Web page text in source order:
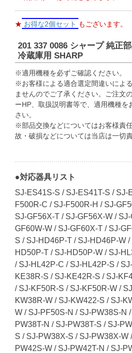
★ お得な2個セット もございます。
201 337 0086 シャープ 純正
冷蔵庫用 SHARP
※適用機種を必ずご確認ください。
※お客様による適合選定間違いによ
ませんのでご了承ください。ご注文
ーHP、取扱説明書等で、適用機種を
さい。
※部品交換などについてはお客様責
故・破損などについては当店は一切
●対応器具リスト
SJ-ES41S-S / SJ-ES41T-S / SJ-
F500R-C / SJ-F500R-H / SJ-
SJ-GF56X-T / SJ-GF56X-W /
GF60W-W / SJ-GF60X-T / SJ-
S / SJ-HD46P-T / SJ-HD46P-W
HD50P-T / SJ-HD50P-W / SJ-
/ SJ-HL42P-C / SJ-HL42P-S /
KE38R-S / SJ-KE42R-S / SJ-
/ SJ-KF50R-S / SJ-KF50R-W /
KW38R-W / SJ-KW422-S / SJ-
W / SJ-PF50S-N / SJ-PW38S-N
PW38T-N / SJ-PW38T-S / SJ-
S / SJ-PW38X-S / SJ-PW38X-W
PW42S-W / SJ-PW42T-N / SJ-